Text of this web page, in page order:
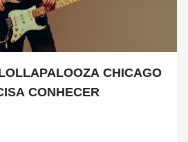
CHICAGO
CONHECER